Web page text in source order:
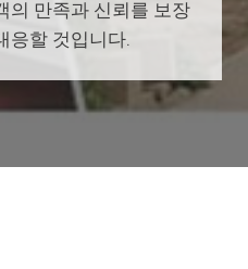
의 만족과 신뢰를 보장
응할 것입니다.